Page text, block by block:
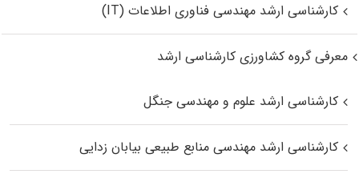
کارشناسی ارشد مهندسی فناوری اطلاعات (IT)
معرفی گروه کشاورزی کارشناسی ارشد
کارشناسی ارشد علوم و مهندسی جنگل
کارشناسی ارشد مهندسی منابع طبیعی بیابان زدایی